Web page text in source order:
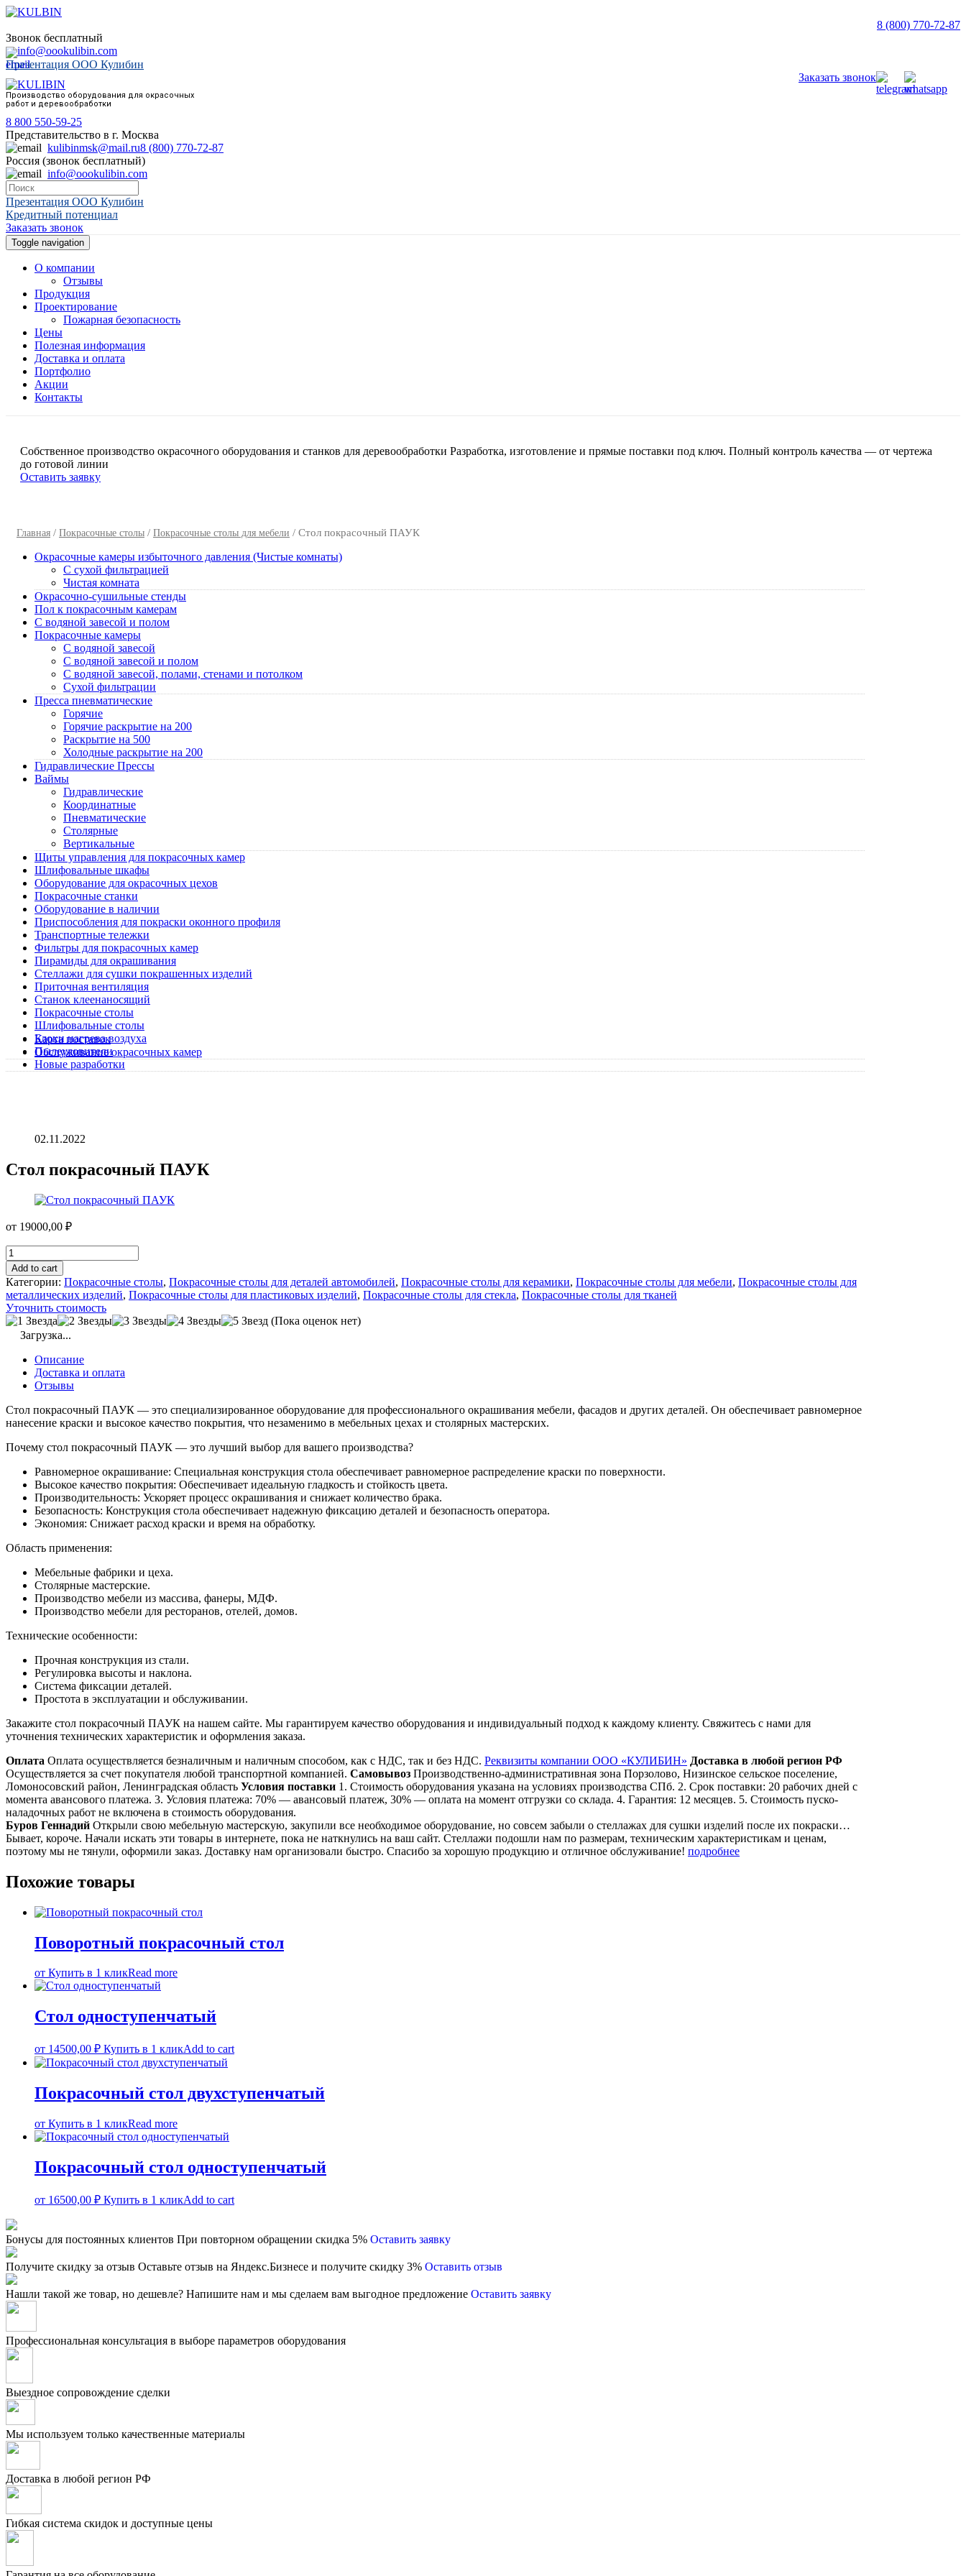
8 (800) 770-72-87
Звонок бесплатный
info@oookulibin.com
Презентация ООО Кулибин
Заказать звонок
Производство оборудования для окрасочных
работ и деревообработки
8 800 550-59-25
Представительство в г. Москва
kulibinmsk@mail.ru8 (800) 770-72-87
Россия (звонок бесплатный)
info@oookulibin.com
Презентация ООО Кулибин
Кредитный потенциал
Заказать звонок
Toggle navigation
О компании
Отзывы
Продукция
Проектирование
Пожарная безопасность
Цены
Полезная информация
Доставка и оплата
Портфолио
Акции
Контакты
Собственное производство окрасочного оборудования и станков для деревообработки Разработка, изготовление и прямые поставки под ключ. Полный контроль качества — от чертежа
до готовой линии
Оставить заявку
Главная / Покрасочные столы / Покрасочные столы для мебели / Стол покрасочный ПАУК
Окрасочные камеры избыточного давления (Чистые комнаты)
C сухой фильтрацией
Чистая комната
Окрасочно-сушильные стенды
Пол к покрасочным камерам
C водяной завесой и полом
Покрасочные камеры
C водяной завесой
C водяной завесой и полом
C водяной завесой, полами, стенами и потолком
Cухой фильтрации
Пресса пневматические
Горячие
Горячие раскрытие на 200
Раскрытие на 500
Холодные раскрытие на 200
Гидравлические Прессы
Ваймы
Гидравлические
Координатные
Пневматические
Столярные
Вертикальные
Щиты управления для покрасочных камер
Шлифовальные шкафы
Оборудование для окрасочных цехов
Покрасочные станки
Оборудование в наличии
Приспособления для покраски оконного профиля
Транспортные тележки
Фильтры для покрасочных камер
Пирамиды для окрашивания
Стеллажи для сушки покрашенных изделий
Приточная вентиляция
Станок клеенаносящий
Покрасочные столы
Шлифовальные столы
Блоки нагрева воздуха
Пылеуловители
Новые разработки
Карта поставок
Обслуживание окрасочных камер
02.11.2022
Стол покрасочный ПАУК
от 19000,00 ₽
Стол
покрасочный
ПАУК
quantity
Add to cart
Категории: Покрасочные столы, Покрасочные столы для деталей автомобилей, Покрасочные столы для керамики, Покрасочные столы для мебели, Покрасочные столы для
металлических изделий, Покрасочные столы для пластиковых изделий, Покрасочные столы для стекла, Покрасочные столы для тканей
Уточнить стоимость
(Пока оценок нет)
Загрузка...
Описание
Доставка и оплата
Отзывы
Стол покрасочный ПАУК — это специализированное оборудование для профессионального окрашивания мебели, фасадов и других деталей. Он обеспечивает равномерное
нанесение краски и высокое качество покрытия, что незаменимо в мебельных цехах и столярных мастерских.
Почему стол покрасочный ПАУК — это лучший выбор для вашего производства?
Равномерное окрашивание: Специальная конструкция стола обеспечивает равномерное распределение краски по поверхности.
Высокое качество покрытия: Обеспечивает идеальную гладкость и стойкость цвета.
Производительность: Ускоряет процесс окрашивания и снижает количество брака.
Безопасность: Конструкция стола обеспечивает надежную фиксацию деталей и безопасность оператора.
Экономия: Снижает расход краски и время на обработку.
Область применения:
Мебельные фабрики и цеха.
Столярные мастерские.
Производство мебели из массива, фанеры, МДФ.
Производство мебели для ресторанов, отелей, домов.
Технические особенности:
Прочная конструкция из стали.
Регулировка высоты и наклона.
Система фиксации деталей.
Простота в эксплуатации и обслуживании.
Закажите стол покрасочный ПАУК на нашем сайте. Мы гарантируем качество оборудования и индивидуальный подход к каждому клиенту. Свяжитесь с нами для
уточнения технических характеристик и оформления заказа.
Оплата Оплата осуществляется безналичным и наличным способом, как с НДС, так и без НДС. Реквизиты компании ООО «КУЛИБИН» Доставка в любой регион РФ
Осуществляется за счет покупателя любой транспортной компанией. Самовывоз Производственно-административная зона Порзолово, Низинское сельское поселение,
Ломоносовский район, Ленинградская область Условия поставки 1. Стоимость оборудования указана на условиях производства СПб. 2. Срок поставки: 20 рабочих дней с
момента авансового платежа. 3. Условия платежа: 70% — авансовый платеж, 30% — оплата на момент отгрузки со склада. 4. Гарантия: 12 месяцев. 5. Стоимость пуско-
наладочных работ не включена в стоимость оборудования.
Буров Геннадий Открыли свою мебельную мастерскую, закупили все необходимое оборудование, но совсем забыли о стеллажах для сушки изделий после их покраски…
Бывает, короче. Начали искать эти товары в интернете, пока не наткнулись на ваш сайт. Стеллажи подошли нам по размерам, техническим характеристикам и ценам,
поэтому мы не тянули, оформили заказ. Доставку нам организовали быстро. Спасибо за хорошую продукцию и отличное обслуживание! подробнее
Похожие товары
Поворотный покрасочный стол
от Купить в 1 кликRead more
Стол одноступенчатый
от 14500,00 ₽ Купить в 1 кликAdd to cart
Покрасочный стол двухступенчатый
от Купить в 1 кликRead more
Покрасочный стол одноступенчатый
от 16500,00 ₽ Купить в 1 кликAdd to cart
Бонусы для постоянных клиентов При повторном обращении скидка 5% Оставить заявку
Получите скидку за отзыв Оставьте отзыв на Яндекс.Бизнесе и получите скидку 3% Оставить отзыв
Нашли такой же товар, но дешевле? Напишите нам и мы сделаем вам выгодное предложение Оставить заявку
Профессиональная консультация в выборе параметров оборудования
Выездное сопровождение сделки
Мы используем только качественные материалы
Доставка в любой регион РФ
Гибкая система скидок и доступные цены